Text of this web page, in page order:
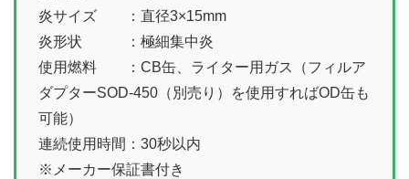
炎サイズ ：直径3×15mm
炎形状 ：極細集中炎
使用燃料 ：CB缶、ライター用ガス（フィルア
ダプターSOD-450（別売り）を使用すればOD缶も
可能）
連続使用時間：30秒以内
※メーカー保証書付き